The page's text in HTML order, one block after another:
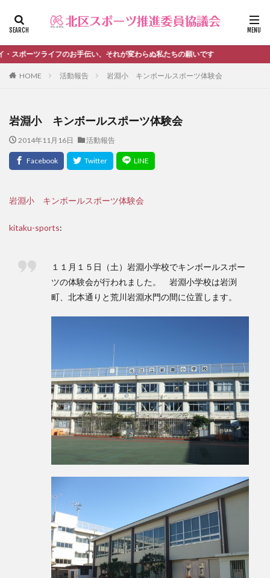
ライフのお手伝い、それが変わらぬ私たちの願いです
HOME 活動報告 岩淵小 キンボールスポーツ体験会
岩淵小 キンボールスポーツ体験会
2014年11月16日 活動報告
岩淵小 キンボールスポーツ体験会
kitaku-sports:
１１月１５日（土）岩淵小学校でキンボールスポー
ツの体験会が行われました。 岩淵小学校は岩渕
町、北本通りと荒川岩淵水門の間に位置します。
ファッション デザイン 流行
カテゴリー
＃活動報告 kitacup past
schedule
おしらせ
お知らせ
メンバー募集中のチーム
ワークショップ
健康ハイキング委員会からのご案内
活動報告
検索